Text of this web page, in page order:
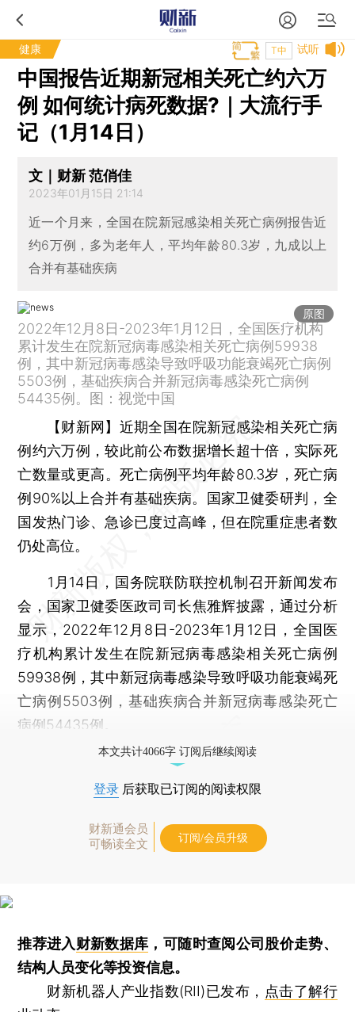
健康 试听
T中
中国报告近期新冠相关死亡约六万
例 如何统计病死数据?｜大流行手
记（1月14日）
文｜财新 范俏佳
2023年01月15日 21:14
近一个月来，全国在院新冠感染相关死亡病例报告近
约6万例，多为老年人，平均年龄80.3岁，九成以上
合并有基础疾病
原图
2022年12月8日-2023年1月12日，全国医疗机构
累计发生在院新冠病毒感染相关死亡病例59938
例，其中新冠病毒感染导致呼吸功能衰竭死亡病例
5503例，基础疾病合并新冠病毒感染死亡病例
54435例。图：视觉中国
【财新网】 近期全国在院新冠感染相关死亡病
例约六万例，较此前公布数据增长超十倍，实际死
亡数量或更高。死亡病例平均年龄80.3岁，死亡病
例90%以上合并有基础疾病。国家卫健委研判，全
国发热门诊、急诊已度过高峰，但在院重症患者数
仍处高位。
1月14日，国务院联防联控机制召开新闻发布
会，国家卫健委医政司司长焦雅辉披露，通过分析
显示，2022年12月8日-2023年1月12日，全国医
疗机构累计发生在院新冠病毒感染相关死亡病例
59938例，其中新冠病毒感染导致呼吸功能衰竭死
亡病例5503例，基础疾病合并新冠病毒感染死亡
病例54435例。
本文共计4066字 订阅后继续阅读
登录 后获取已订阅的阅读权限
财新通会员
可畅读全文
订阅/会员升级
推荐进入财新数据库 ，可随时查阅公司股价走势、
结构人员变化等投资信息。
财新机器人产业指数(RII)已发布， 点击了解行